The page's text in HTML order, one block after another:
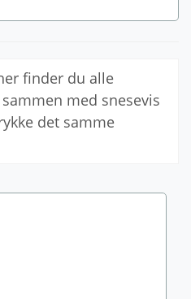
finder du alle
med snesevis
det samme